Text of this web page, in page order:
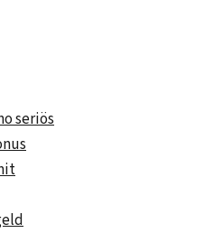
und Prävention auf.
seriös